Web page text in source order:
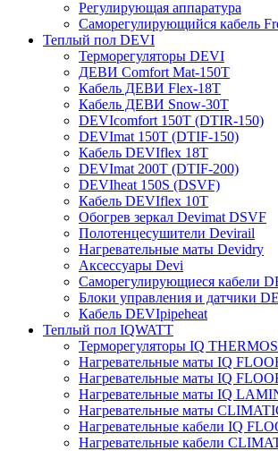
Регулирующая аппаратура
Cаморегулирующийся кабель
Теплый пол DEVI
Терморегуляторы DEVI
ДЕВИ Comfort Mat-150T
Кабель ДЕВИ Flex-18T
Кабель ДЕВИ Snow-30T
DEVIcomfort 150T (DTIR-150)
DEVImat 150T (DTIF-150)
Кабель DEVIflex 18T
DEVImat 200T (DTIF-200)
DEVIheat 150S (DSVF)
Кабель DEVIflex 10T
Обогрев зеркал Devimat DSVF
Полотенцесушители Devirail
Нагревательные маты Devidry
Аксессуары Devi
Саморегулирующиеся кабели
Блоки управления и датчики
Кабель DEVIpipeheat
Теплый пол IQWATT
Терморегуляторы IQ
Нагревательные маты IQ
Нагревательные маты IQ
Нагревательные маты IQ
Нагревательные маты
Нагревательные кабели IQ
Нагревательные кабели